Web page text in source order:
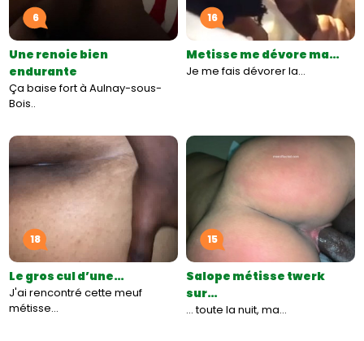
6
Une renoie bien
endurante
Ça baise fort à Aulnay-sous-
Bois..
16
Metisse me dévore ma…
Je me fais dévorer la…
18
Le gros cul d’une…
J'ai rencontré cette meuf
métisse…
15
Salope métisse twerk
sur…
... toute la nuit, ma…